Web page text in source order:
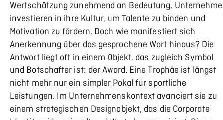
Wertschätzung zunehmend an Bedeutung.
investieren in ihre Kultur, um Talente zu binden und
Motivation zu fördern. Doch wie manifestiert sich
Anerkennung über das gesprochene Wort hinaus? Die
Antwort liegt oft in einem Objekt, das zugleich Symbol
und Botschafter ist: der Award. Eine Trophäe ist längst
nicht mehr nur ein simpler Pokal für sportliche
Leistungen. Im Unternehmenskontext avanciert sie zu
einem strategischen Designobjekt, das die Corporate